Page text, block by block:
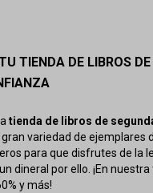
TIENDA DE LIBROS
tienda de libros de
variedad de ejemplares
para que disfrutes de la
dineral por ello. ¡En
y más!